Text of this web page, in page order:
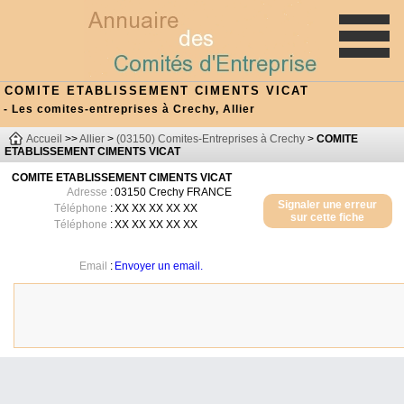
COMITE ETABLISSEMENT CIMENTS VICAT
- Les comites-entreprises à Crechy, Allier
Accueil >>Allier > (03150) Comites-Entreprises à Crechy > COMITE
ETABLISSEMENT CIMENTS VICAT
COMITE ETABLISSEMENT CIMENTS VICAT
Signaler une erreur
sur cette fiche
Adresse :03150 Crechy FRANCE
Téléphone :XX XX XX XX XX
Téléphone :XX XX XX XX XX
Email : Envoyer un email.